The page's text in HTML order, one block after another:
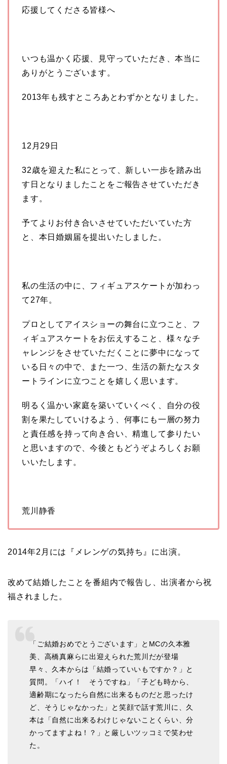
応援してくださる皆様へ
いつも温かく応援、見守っていただき、本当に
ありがとう ございます。
2013年も残すところあとわずかとなりました。
12月29日
32歳を迎えた私にとって、新しい一歩を踏み出
す日となりましたことをご報告させていただき
ます。
予てよりお付き合いさせていただいていた方
と、本日婚姻届を提出いたしました。
私の生活の中に、フィギュアスケートが加わっ
て27年。
プロとしてアイスショーの舞台に立つこと、フ
ィギュアスケートをお伝えすること、様々なチ
ャレンジをさせていただくことに夢中になって
いる日々の中で、また一つ、生活の新たなスタ
ートラインに立つことを嬉しく思います。
明るく温かい家庭を築いていくべく、自分の役
割を果たしていけるよう、何事にも一層の努力
と責任感を持って向き合い、精進して参りたい
と思いますので、今後ともどうぞよろしくお願
いいたします。
荒川静香
2014年2月には『メレンゲの気持ち』に出演。
改めて結婚したことを番組内で報告し、出演者から祝
福されました。
「ご結婚おめでとうございます」とMCの久本雅
美、高橋真麻らに出迎えられた荒川だが登場
早々、久本からは「結婚っていいもですか？」と
質問。「ハイ！ そうですね」「子ども時から、
適齢期になったら自然に出来るものだと思ったけ
ど、そうじゃなかった」と笑顔で話す荒川に、久
本は「自然に出来るわけじゃないことくらい、分
かってますよね！？」と厳しいツッコミで笑わせ
た。